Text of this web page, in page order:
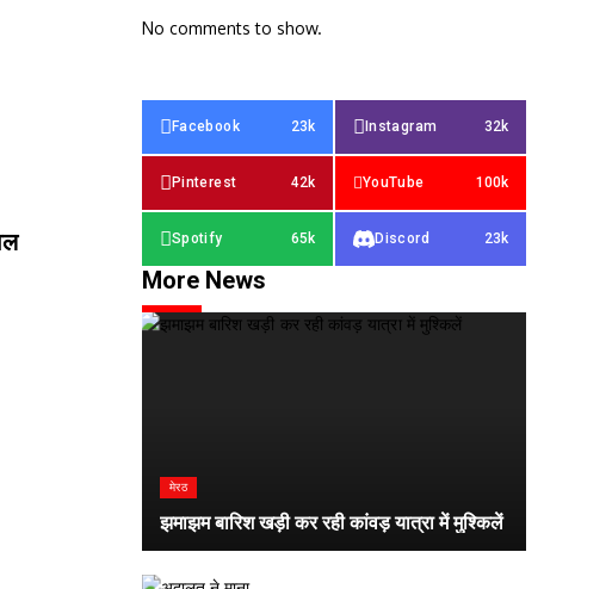
No comments to show.
Facebook 23k Instagram 32k
Pinterest 42k YouTube 100k
Spotify 65k Discord 23k
More News
मेरठ
झमाझम बारिश खड़ी कर रही कांवड़ यात्रा में मुश्किलें